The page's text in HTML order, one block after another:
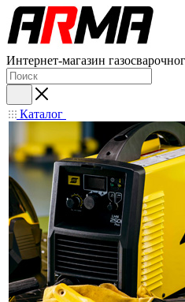
Интернет-магазин
Каталог